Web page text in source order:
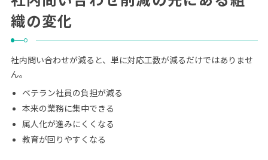
織の変化
社内問い合わせが減ると、単に対応工数が減るだけではありませ
ん。
ベテラン社員の負担が減る
本来の業務に集中できる
属人化が進みにくくなる
教育が回りやすくなる